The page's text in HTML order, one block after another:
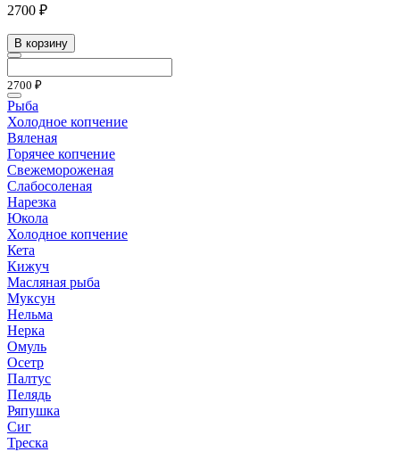
2700 ₽
В корзину
2700 ₽
Рыба
Холодное копчение
Вяленая
Горячее копчение
Свежемороженая
Слабосоленая
Нарезка
Юкола
Холодное копчение
Кета
Кижуч
Масляная рыба
Муксун
Нельма
Нерка
Омуль
Осетр
Палтус
Пелядь
Ряпушка
Сиг
Треска